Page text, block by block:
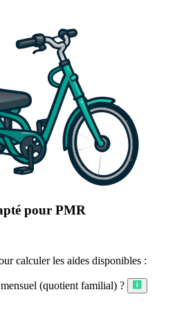
pour PMR
calculer les aides disponibles :
(quotient familial) ?